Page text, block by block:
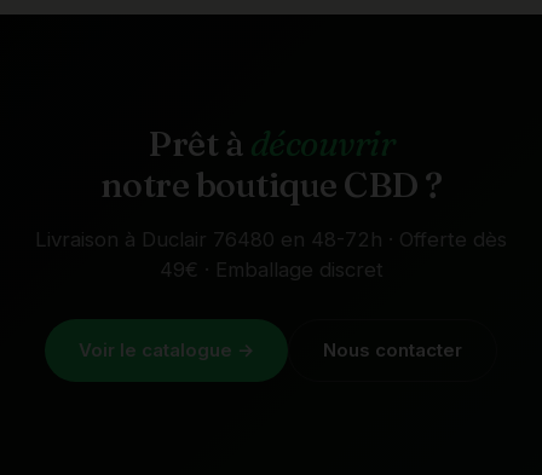
Prêt à découvrir
notre boutique CBD ?
Livraison à Duclair 76480 en 48-72h · Offerte dès
49€ · Emballage discret
Voir le catalogue → Nous contacter